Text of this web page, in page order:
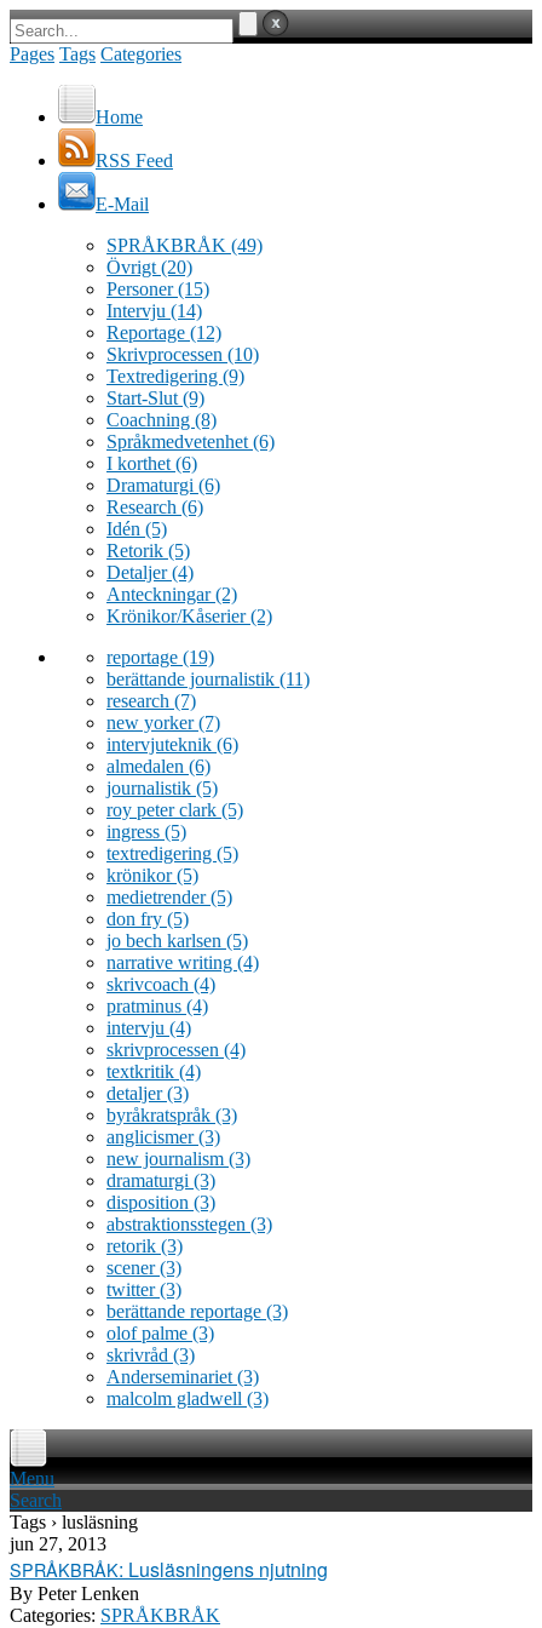
Pages Tags Categories
Home
RSS Feed
E-Mail
SPRÅKBRÅK (49)
Övrigt (20)
Personer(15)
Intervju (14)
Reportage (12)
Skrivprocessen (10)
Textredigering (9)
Start-Slut (9)
Coachning (8)
Språkmedvetenhet (6)
I korthet (6)
Dramaturgi (6)
Research (6)
Idén (5)
Retorik (5)
Detaljer(4)
Anteckningar(2)
Krönikor/Kåserier(2)
reportage (19)
berättande journalistik (11)
research (7)
new yorker(7)
intervjuteknik (6)
almedalen (6)
journalistik (5)
roy peter clark (5)
ingress (5)
textredigering (5)
krönikor(5)
medietrender(5)
don fry (5)
jo bech karlsen (5)
narrative writing (4)
skrivcoach (4)
pratminus (4)
intervju (4)
skrivprocessen (4)
textkritik (4)
detaljer(3)
byråkratspråk (3)
anglicismer(3)
new journalism (3)
dramaturgi (3)
disposition (3)
abstraktionsstegen (3)
retorik (3)
scener(3)
twitter(3)
berättande reportage (3)
olof palme (3)
skrivråd (3)
Anderseminariet (3)
malcolm gladwell (3)
Menu
Search
Tags › lusläsning
jun 27, 2013
SPRÅKBRÅK: Lusläsningens njutning
By Peter Lenken
Categories: SPRÅKBRÅK